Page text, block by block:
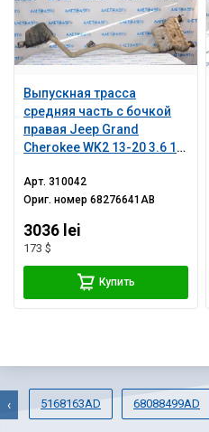
Выпускная трасса
средняя часть с бочкой
правая Jeep Grand
Cherokee WK2 13-20 3.6 1
Арт.310042
Ориг. номер68276641AB
3036 lei
173 $
Купить
5168163AD 68088499AD
‹